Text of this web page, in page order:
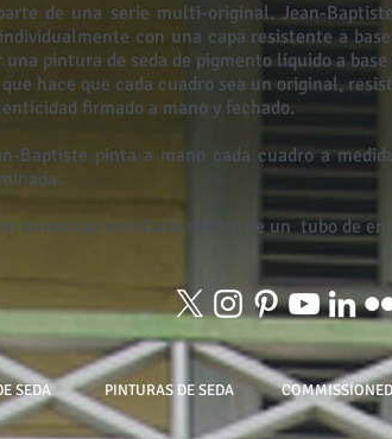
de una serie multi-original. Jean-
con una capa resistente a
pintura de seda de pigmento líquido a
hace que cada cuadro sea un original,
firmado a mano y fechado.
Baptiste pinta a mano cada cuadro a
enmarcar enrollado dentro de un tubo de
SEDA PINTURAS DE SEDA